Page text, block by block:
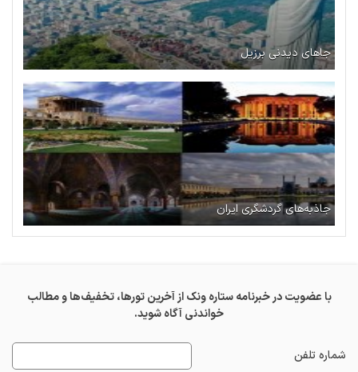
جاهای دیدنی برزیل
جاذبه‌های گردشگری ایران
با عضویت در خبرنامه ستاره ونک از آخرین تورها، تخفیف‌ها و مطالب
خواندنی آگاه شوید.
شماره تلفن